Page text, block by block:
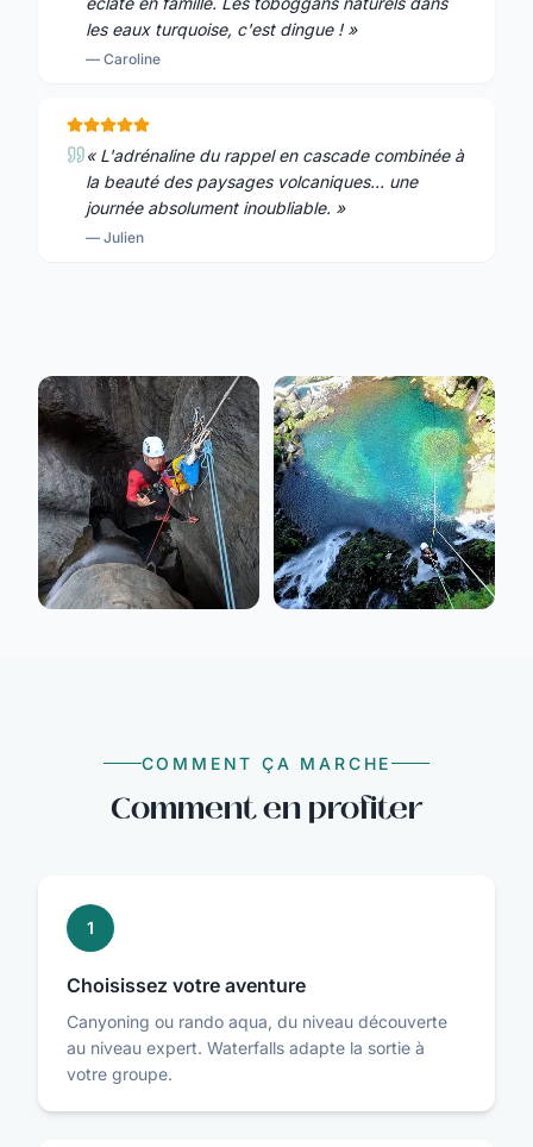
les eaux turquoise, c'est dingue !»
— Caroline
« L'adrénaline du rappel en cascade combinée à
la beauté des paysages volcaniques... une
journée absolument inoubliable. »
— Julien
COMMENT ÇA MARCHE
Comment en profiter
1
Choisissez votre aventure
Canyoning ou rando aqua, du niveau découverte
au niveau expert. Waterfalls adapte la sortie à
votre groupe.